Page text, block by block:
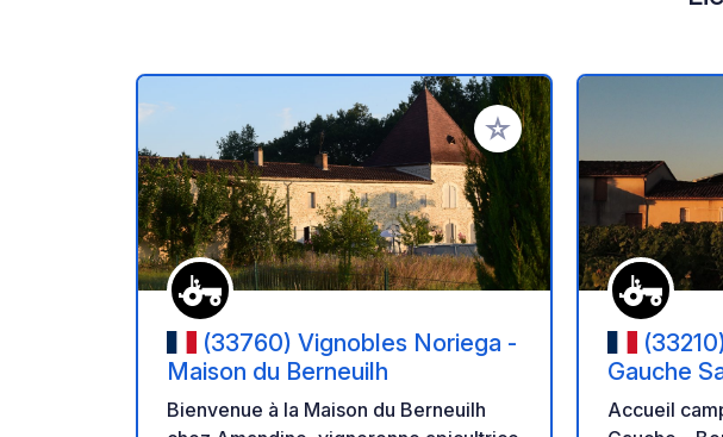
Ajouter à vos favoris
(33760) Vignobles Noriega -
Maison du Berneuilh
Bienvenue à la Maison du Berneuilh
Gauche
Accueil